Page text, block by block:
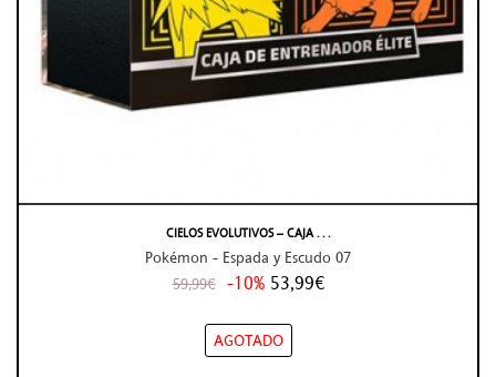
CIELOS EVOLUTIVOS – CAJA . . .
Pokémon - Espada y Escudo 07
59,99€ -10% 53,99€
AGOTADO